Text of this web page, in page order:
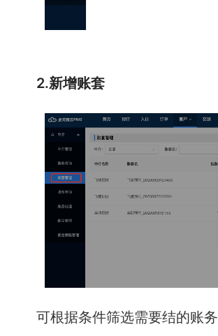
2.新增账套
可根据条件筛选需要结的账务